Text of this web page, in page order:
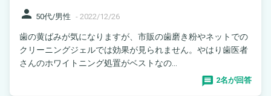
person 50代/男性 - 2022/12/26
歯の黄ばみが気になりますが、市販の歯磨き粉やネットでの
クリーニングジェルでは効果が見られません。やはり歯医者
さんのホワイトニング処置がベストなの...
2名が回答